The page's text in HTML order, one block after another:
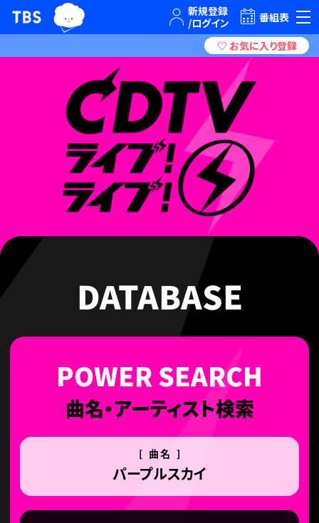
TBSテレビ｜ときめくときを。 番組表
DATABASE
曲名・アーティスト検索
[ 曲名 ]
パープルスカイ